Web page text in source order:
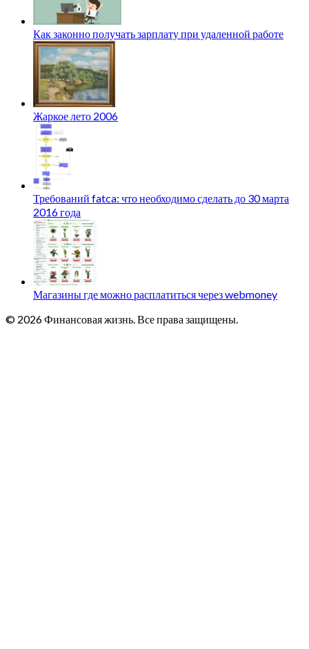
Как законно получать зарплату при удаленной работе
Жаркое лето 2006
Требований fatca: что необходимо сделать до 30 марта
2016 года
Магазины где можно расплатиться через webmoney
© 2026 Финансовая жизнь. Все права защищены.